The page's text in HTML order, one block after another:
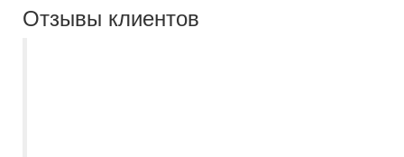
Отзывы клиентов